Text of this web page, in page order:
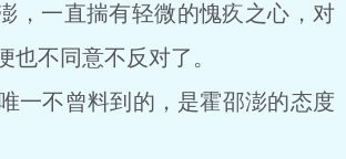
，一直揣有轻微的愧疚之心，对
也不同意不反对了。
不曾料到的，是霍邵澎的态度